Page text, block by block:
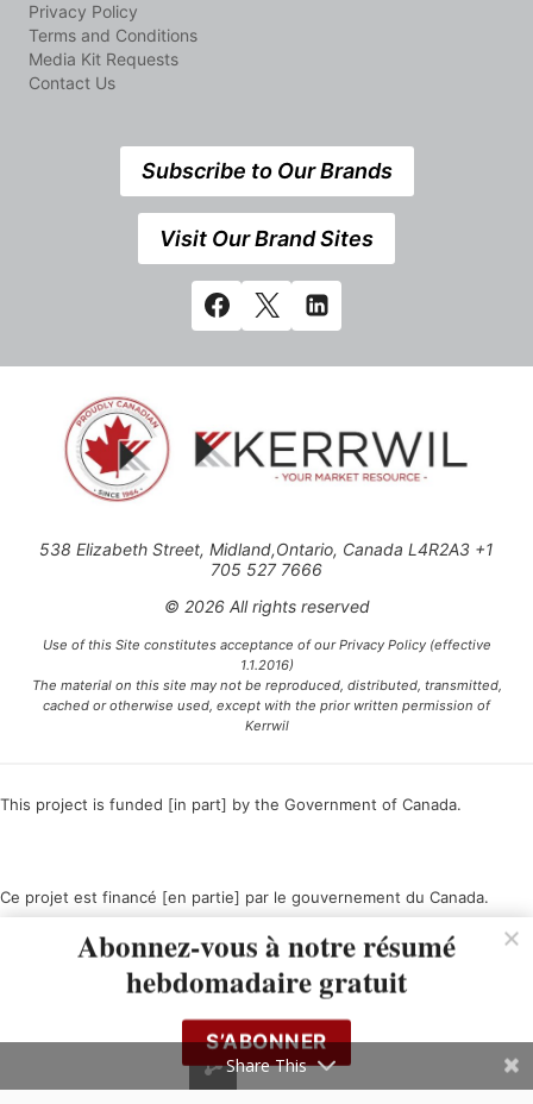
Privacy Policy
Terms and Conditions
Media Kit Requests
Contact Us
Subscribe to Our Brands
Visit Our Brand Sites
538 Elizabeth Street, Midland,Ontario, Canada L4R2A3 +1
705 527 7666
© 2026 All rights reserved
Use of this Site constitutes acceptance of our Privacy Policy (effective
1.1.2016)
The material on this site may not be reproduced, distributed, transmitted,
cached or otherwise used, except with the prior written permission of
Kerrwil
This project is funded [in part] by the Government of Canada.
Ce projet est financé [en partie] par le gouvernement du Canada.
Abonnez-vous à notre résumé
hebdomadaire gratuit
S’ABONNER
Share This